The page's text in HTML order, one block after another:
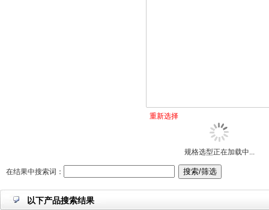
重新选择
规格选型正在加载中...
在结果中搜索词：
以下产品搜索结果